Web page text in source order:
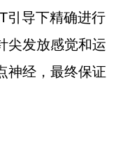
引导下精确进行
尖发放感觉和运
神经，最终保证